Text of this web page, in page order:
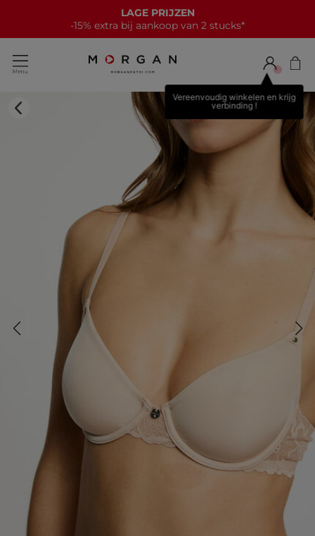
LAGE PRIJZEN
-15% extra bij aankoop van 2 stucks*
Vereenvoudig winkelen en krijg
verbinding !